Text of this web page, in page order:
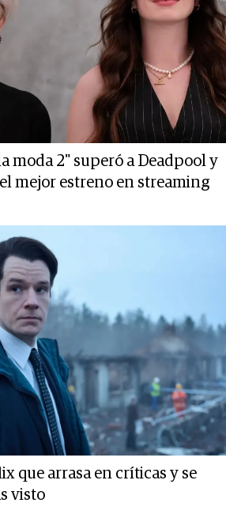
moda 2" superó a Deadpool y
mejor estreno en streaming
que arrasa en críticas y se
visto